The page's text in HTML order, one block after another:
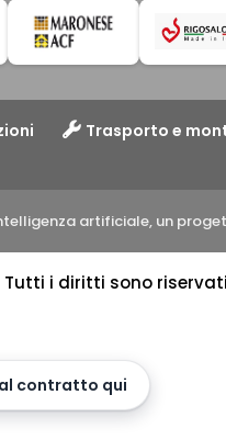
Trasporto e
artificiale, un
- Tutti i diritti sono
contratto qui